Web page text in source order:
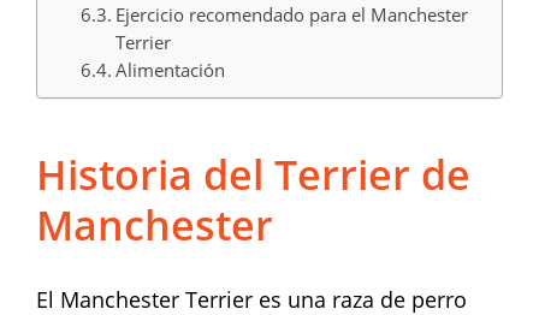
Ejercicio recomendado para el Manchester
Terrier
Alimentación
Historia del Terrier de
Manchester
El Manchester Terrier es una raza de perro